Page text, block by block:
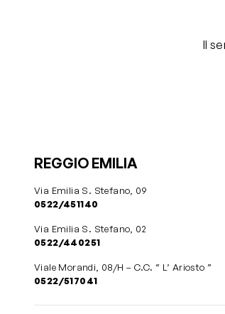
Il
REGGIO EMILIA
Via Emilia S. Stefano, 09
0522/451140
Via Emilia S. Stefano, 02
0522/440251
Viale Morandi, 08/H – C.C. “ L’ Ariosto ”
0522/517041